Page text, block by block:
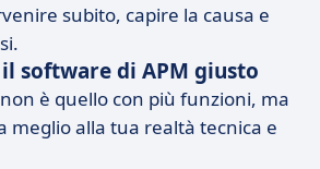
subito, capire la causa e
software di APM giusto
è quello con più funzioni, ma
meglio alla tua realtà tecnica e